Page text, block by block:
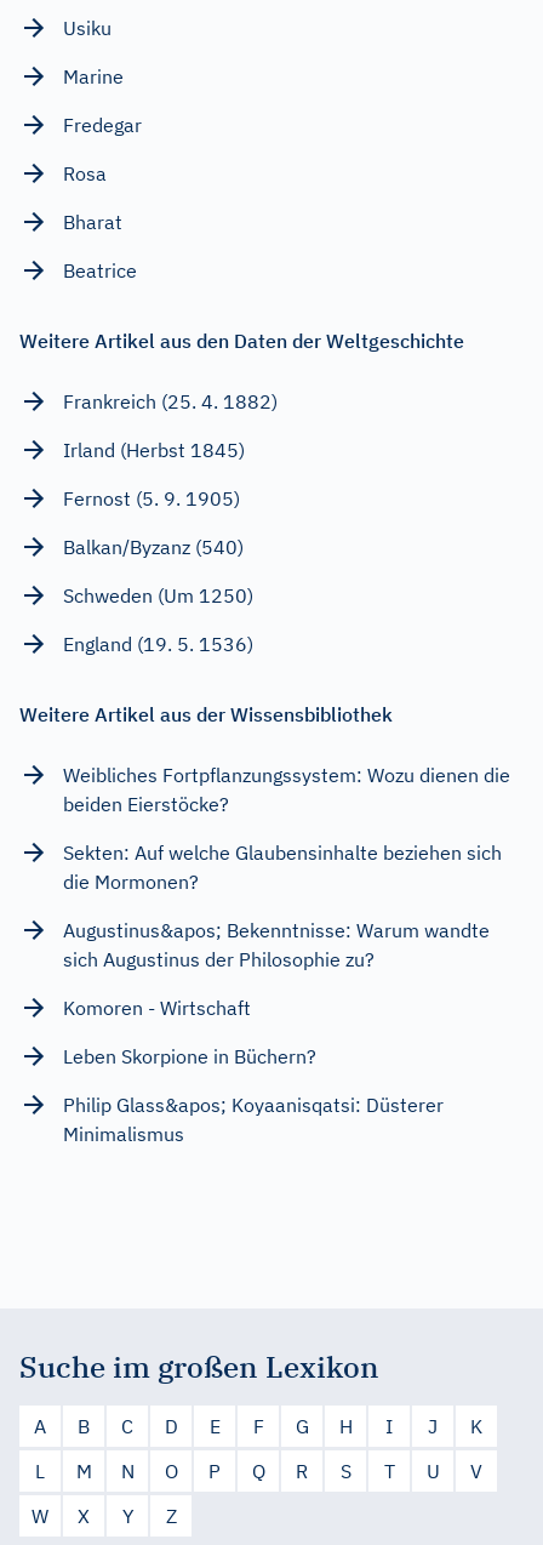
Usiku
Marine
Fredegar
Rosa
Bharat
Beatrice
Weitere Artikel aus den Daten der Weltgeschichte
Frankreich (25. 4. 1882)
Irland (Herbst 1845)
Fernost (5. 9. 1905)
Balkan/Byzanz (540)
Schweden (Um 1250)
England (19. 5. 1536)
Weitere Artikel aus der Wissensbibliothek
Weibliches Fortpflanzungssystem: Wozu dienen die
beiden Eierstöcke?
Sekten: Auf welche Glaubensinhalte beziehen sich
die Mormonen?
Augustinus&apos; Bekenntnisse: Warum wandte
sich Augustinus der Philosophie zu?
Komoren - Wirtschaft
Leben Skorpione in Büchern?
Philip Glass&apos; Koyaanisqatsi: Düsterer
Minimalismus
Suche im großen Lexikon
A B C D E F G H I J
K
L
M N O P Q R S T U
V
W
X Y Z